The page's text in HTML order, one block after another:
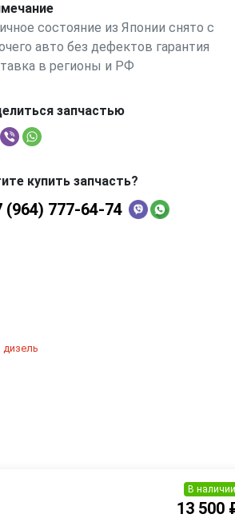
состояние из Японии снято с
авто без дефектов гарантия
в регионы и РФ
запчастью
купить запчасть?
(964) 777-64-74
дизель
В
13 500